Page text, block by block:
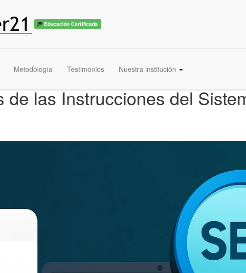
Educación Certificada
Metodología Testimonios Nuestra institución
de las Instrucciones del